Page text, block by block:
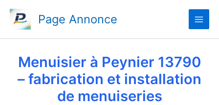
contenu
Page Annonce
Menuisier à Peynier 13790
– fabrication et installation
de menuiseries